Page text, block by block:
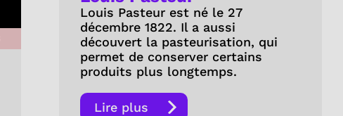
Louis Pasteur est né le 27
décembre 1822. Il a aussi
découvert la pasteurisation, qui
permet de conserver certains
produits plus longtemps.
Lire plus